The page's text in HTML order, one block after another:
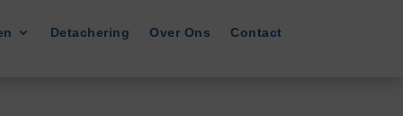
Detachering Over Ons Contact